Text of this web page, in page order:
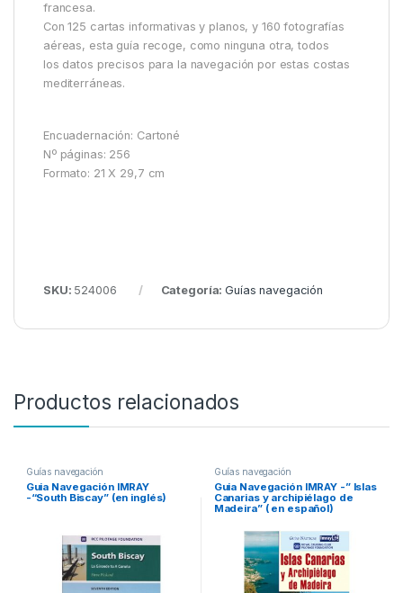
francesa.
Con 125 cartas informativas y planos, y 160 fotografías
aéreas, esta guía recoge, como ninguna otra, todos
los datos precisos para la navegación por estas costas
mediterráneas.
Encuadernación: Cartoné
Nº páginas: 256
Formato: 21 X 29,7 cm
SKU: 524006 Categoría:Guías navegación
Productos relacionados
Guías navegación
Guia Navegación IMRAY
-“South Biscay” (en inglés)
Guías navegación
Guia Navegación IMRAY -” Islas
Canarias y archipiélago de
Madeira” ( en español)